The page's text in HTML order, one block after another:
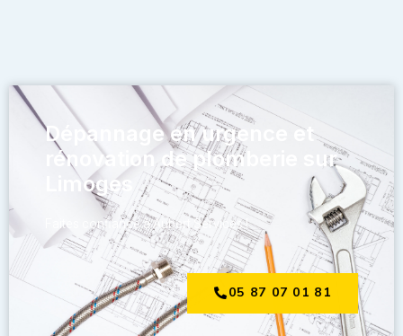
Dépannage en urgence et
rénovation de plomberie sur
Limoges
Faites confiance à Aubert Services !
05 87 07 01 81